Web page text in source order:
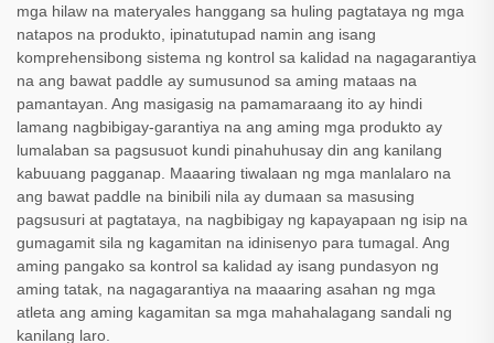
mga hilaw na materyales hanggang sa huling pagtataya ng mga
natapos na produkto, ipinatutupad namin ang isang
komprehensibong sistema ng kontrol sa kalidad na nagagarantiya
na ang bawat paddle ay sumusunod sa aming mataas na
pamantayan. Ang masigasig na pamamaraang ito ay hindi
lamang nagbibigay-garantiya na ang aming mga produkto ay
lumalaban sa pagsusuot kundi pinahuhusay din ang kanilang
kabuuang pagganap. Maaaring tiwalaan ng mga manlalaro na
ang bawat paddle na binibili nila ay dumaan sa masusing
pagsusuri at pagtataya, na nagbibigay ng kapayapaan ng isip na
gumagamit sila ng kagamitan na idinisenyo para tumagal. Ang
aming pangako sa kontrol sa kalidad ay isang pundasyon ng
aming tatak, na nagagarantiya na maaaring asahan ng mga
atleta ang aming kagamitan sa mga mahahalagang sandali ng
kanilang laro.